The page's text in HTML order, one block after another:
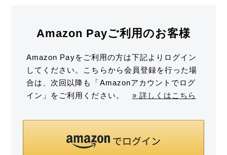
Amazon Payご利用のお客様
Amazon Payをご利用の方は下記よりログイン
してください。こちらから会員登録を行った場
合は、次回以降も「Amazonアカウントでログ
イン」をご利用ください。 » 詳しくはこちら